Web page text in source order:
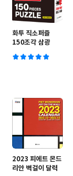
화투 직소퍼즐
150조각 삼광
2023 피에트 몬드
리안 벽걸이 달력